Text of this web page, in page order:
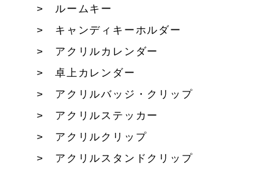
ルームキー
キャンディキーホルダー
アクリルカレンダー
卓上カレンダー
アクリルバッジ・クリップ
アクリルステッカー
アクリルクリップ
アクリルスタンドクリップ